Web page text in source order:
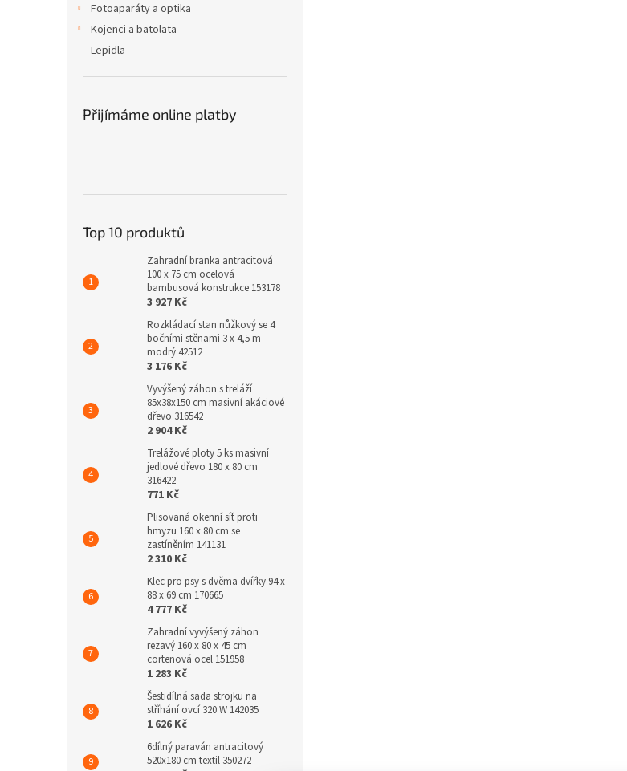
Fotoaparáty a optika
Kojenci a batolata
Lepidla
Přijímáme online platby
Top 10 produktů
Zahradní branka antracitová
100 x 75 cm ocelová
bambusová konstrukce 153178
3 927 Kč
Rozkládací stan nůžkový se 4
bočními stěnami 3 x 4,5 m
modrý 42512
3 176 Kč
Vyvýšený záhon s treláží
85x38x150 cm masivní akáciové
dřevo 316542
2 904 Kč
Trelážové ploty 5 ks masivní
jedlové dřevo 180 x 80 cm
316422
771 Kč
Plisovaná okenní síť proti
hmyzu 160 x 80 cm se
zastíněním 141131
2 310 Kč
Klec pro psy s dvěma dvířky 94 x
88 x 69 cm 170665
4 777 Kč
Zahradní vyvýšený záhon
rezavý 160 x 80 x 45 cm
cortenová ocel 151958
1 283 Kč
Šestidílná sada strojku na
stříhání ovcí 320 W 142035
1 626 Kč
6dílný paraván antracitový
520x180 cm textil 350272